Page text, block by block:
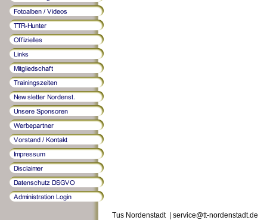
Tus Nordenstadt | service@tt-nordenstadt.de